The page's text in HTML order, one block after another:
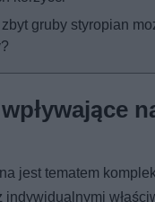
gruby styropian
jest tematem
indywidualnymi